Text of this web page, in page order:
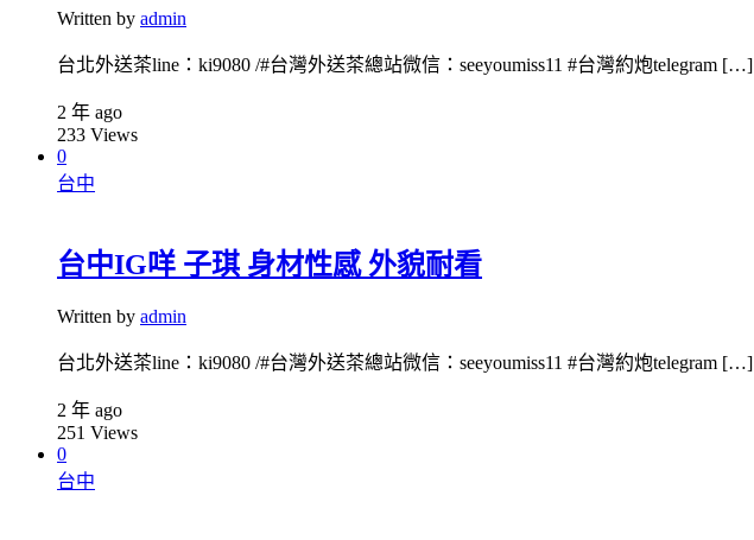
Written by admin
台北外送茶line：ki9080 /#台灣外送茶總站微信：seeyoumiss11 #台灣約炮telegram […]
2 年 ago
233 Views
0
台中
台中IG咩 子琪 身材性感 外貌耐看
Written by admin
台北外送茶line：ki9080 /#台灣外送茶總站微信：seeyoumiss11 #台灣約炮telegram […]
2 年 ago
251 Views
0
台中